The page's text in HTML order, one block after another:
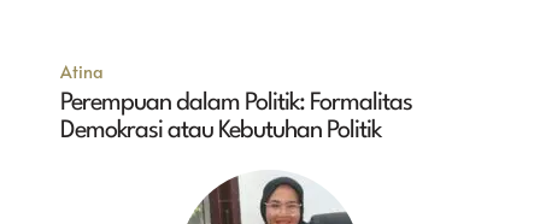
Atina
Perempuan dalam Politik: Formalitas
Demokrasi atau Kebutuhan Politik